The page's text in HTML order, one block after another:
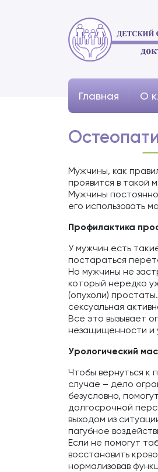
Главная О
Мужчины, как
проявится в такой
Мужчины
его использовать
Профилактика
У мужчин есть
постараться
Но мужчины не
который нередко
(опухоли)
сексуальная
Все это вызывает
незащищенности и
Урологический
Чтобы вернуться к
случае – дело
безусловно,
долгосрочной
выходом из
пагубное
Если не помогут
восстановить
нормализовав